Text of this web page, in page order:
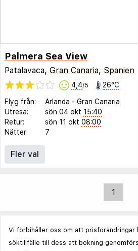
Palmera Sea View
Patalavaca, Gran Canaria, Spanien
4,4/5 26°C
Flyg från: Arlanda - Gran Canaria
Utresa:
sön 04 okt 15:40
Retur:
sön 11 okt 08:00
Nätter:
7
Fler val
1
Vi förbihåller oss om att prisförändringar
söktillfälle till dess att bokning